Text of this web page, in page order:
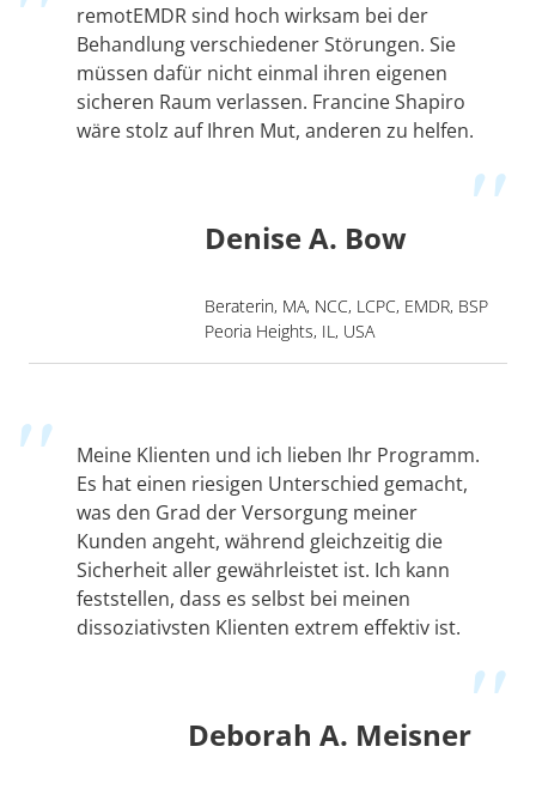
Denise A. Bow
Beraterin, MA, NCC, LCPC, EMDR, BSP
Peoria Heights, IL, USA
remotEMDR sind hoch wirksam bei der
Behandlung verschiedener Störungen. Sie
müssen dafür nicht einmal ihren eigenen
sicheren Raum verlassen. Francine Shapiro
wäre stolz auf Ihren Mut, anderen zu helfen.
Deborah A. Meisner
Meine Klienten und ich lieben Ihr Programm.
Es hat einen riesigen Unterschied gemacht,
was den Grad der Versorgung meiner
Kunden angeht, während gleichzeitig die
Sicherheit aller gewährleistet ist. Ich kann
feststellen, dass es selbst bei meinen
dissoziativsten Klienten extrem effektiv ist.